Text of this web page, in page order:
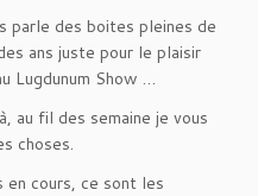
parle des boites pleines de
ans juste pour le plaisir
Lugdunum Show …
au fil des semaine je vous
choses.
en cours, ce sont les